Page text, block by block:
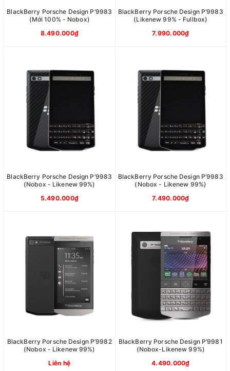
BlackBerry Porsche Design P’9983
(Mới 100% - Nobox)
8.490.000₫
BlackBerry Porsche Design P’9983
(Likenew 99% - Fullbox)
7.990.000₫
BlackBerry Porsche Design P’9983
(Nobox - Likenew 99%)
5.490.000₫
BlackBerry Porsche Design P’9983
(Nobox - Likenew 99%)
7.490.000₫
BlackBerry Porsche Design P’9982
(Nobox - Likenew 99%)
Liên hệ
BlackBerry Porsche Design P’9981
(Nobox-Likenew 99%)
4.490.000₫